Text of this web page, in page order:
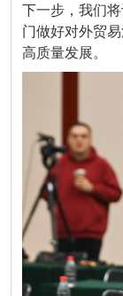
下一步，我们
门做好对外贸
高质量发展。